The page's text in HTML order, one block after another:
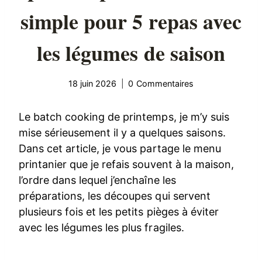
simple pour 5 repas avec
les légumes de saison
18 juin 2026 0 Commentaires
Le batch cooking de printemps, je m’y suis
mise sérieusement il y a quelques saisons.
Dans cet article, je vous partage le menu
printanier que je refais souvent à la maison,
l’ordre dans lequel j’enchaîne les
préparations, les découpes qui servent
plusieurs fois et les petits pièges à éviter
avec les légumes les plus fragiles.